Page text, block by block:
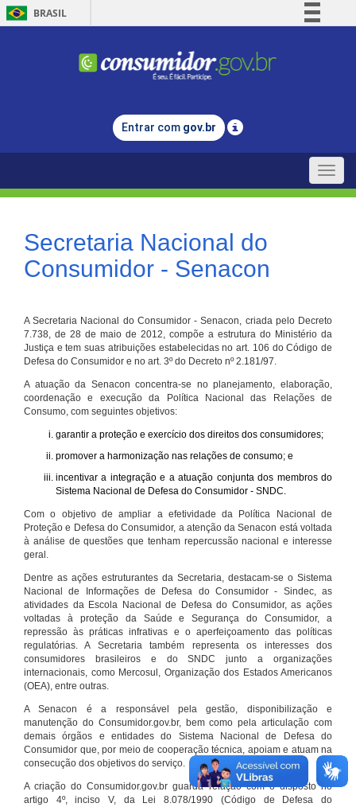
BRASIL
Comunica BR
Legislação
Entrar com gov.br
Toggle
Secretaria Nacional do
Consumidor - Senacon
A Secretaria Nacional do Consumidor - Senacon, criada pelo Decreto
7.738, de 28 de maio de 2012, compõe a estrutura do Ministério da
Justiça e tem suas atribuições estabelecidas no art. 106 do Código de
Defesa do Consumidor e no art. 3º do Decreto nº 2.181/97.
A atuação da Senacon concentra-se no planejamento, elaboração,
coordenação e execução da Política Nacional das Relações de
Consumo, com seguintes objetivos:
garantir a proteção e exercício dos direitos dos consumidores;
promover a harmonização nas relações de consumo; e
incentivar a integração e a atuação conjunta dos membros do
Sistema Nacional de Defesa do Consumidor - SNDC.
Com o objetivo de ampliar a efetividade da Política Nacional de
Proteção e Defesa do Consumidor, a atenção da Senacon está voltada
à análise de questões que tenham repercussão nacional e interesse
geral.
Dentre as ações estruturantes da Secretaria, destacam-se o Sistema
Nacional de Informações de Defesa do Consumidor - Sindec, as
atividades da Escola Nacional de Defesa do Consumidor, as ações
voltadas à proteção da Saúde e Segurança do Consumidor, a
repressão às práticas infrativas e o aperfeiçoamento das políticas
regulatórias. A Secretaria também representa os interesses dos
consumidores brasileiros e do SNDC junto a organizações
internacionais, como Mercosul, Organização dos Estados Americanos
(OEA), entre outras.
A Senacon é a responsável pela gestão, disponibilização e
manutenção do Consumidor.gov.br, bem como pela articulação com
demais órgãos e entidades do Sistema Nacional de Defesa do
Consumidor que, por meio de cooperação técnica, apoiam e atuam na
consecução dos objetivos do serviço.
A criação do Consumidor.gov.br guarda relação com o disposto no
artigo 4º, inciso V, da Lei 8.078/1990 (Código de Defesa do